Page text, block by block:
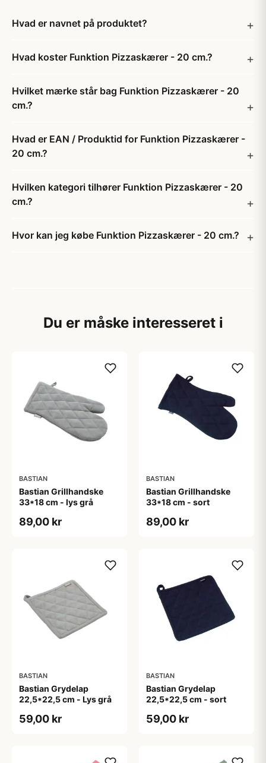
Hvad er navnet på produktet?
Hvad koster Funktion Pizzaskærer - 20 cm.?
Hvilket mærke står bag Funktion Pizzaskærer - 20
cm.?
Hvad er EAN / Produktid for Funktion Pizzaskærer -
20 cm.?
Hvilken kategori tilhører Funktion Pizzaskærer - 20
cm.?
Hvor kan jeg købe Funktion Pizzaskærer - 20 cm.?
Du er måske interesseret i
BASTIAN
Bastian Grillhandske
33*18 cm - lys grå
89,00 kr
BASTIAN
Bastian Grillhandske
33*18 cm - sort
89,00 kr
BASTIAN
Bastian Grydelap
22,5*22,5 cm - Lys grå
59,00 kr
BASTIAN
Bastian Grydelap
22,5*22,5 cm - sort
59,00 kr